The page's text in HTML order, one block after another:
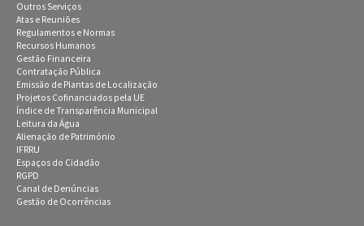
Outros Serviços
Atas e Reuniões
Regulamentos e Normas
Recursos Humanos
Gestão Financeira
Contratação Pública
Emissão de Plantas de Localização
Projetos Cofinanciados pela UE
Índice de Transparência Municipal
Leitura da Água
Alienação de Património
IFRRU
Espaços do Cidadão
RGPD
Canal de Denúncias
Gestão de Ocorrências